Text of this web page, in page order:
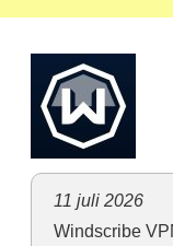
11 juli 2026
Windscribe